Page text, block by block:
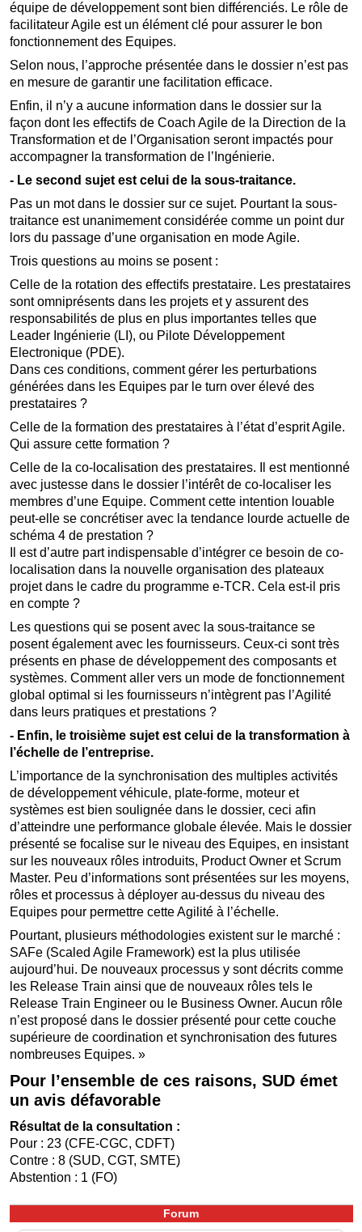
équipe de développement sont bien différenciés. Le rôle de
facilitateur Agile est un élément clé pour assurer le bon
fonctionnement des Equipes.
Selon nous, l’approche présentée dans le dossier n’est pas
en mesure de garantir une facilitation efficace.
Enfin, il n’y a aucune information dans le dossier sur la
façon dont les effectifs de Coach Agile de la Direction de la
Transformation et de l’Organisation seront impactés pour
accompagner la transformation de l’Ingénierie.
- Le second sujet est celui de la sous-traitance.
Pas un mot dans le dossier sur ce sujet. Pourtant la sous-
traitance est unanimement considérée comme un point dur
lors du passage d’une organisation en mode Agile.
Trois questions au moins se posent :
Celle de la rotation des effectifs prestataire. Les prestataires
sont omniprésents dans les projets et y assurent des
responsabilités de plus en plus importantes telles que
Leader Ingénierie (LI), ou Pilote Développement
Electronique (PDE).
Dans ces conditions, comment gérer les perturbations
générées dans les Equipes par le turn over élevé des
prestataires ?
Celle de la formation des prestataires à l’état d’esprit Agile.
Qui assure cette formation ?
Celle de la co-localisation des prestataires. Il est mentionné
avec justesse dans le dossier l’intérêt de co-localiser les
membres d’une Equipe. Comment cette intention louable
peut-elle se concrétiser avec la tendance lourde actuelle de
schéma 4 de prestation ?
Il est d’autre part indispensable d’intégrer ce besoin de co-
localisation dans la nouvelle organisation des plateaux
projet dans le cadre du programme e-TCR. Cela est-il pris
en compte ?
Les questions qui se posent avec la sous-traitance se
posent également avec les fournisseurs. Ceux-ci sont très
présents en phase de développement des composants et
systèmes. Comment aller vers un mode de fonctionnement
global optimal si les fournisseurs n’intègrent pas l’Agilité
dans leurs pratiques et prestations ?
- Enfin, le troisième sujet est celui de la transformation à
l’échelle de l’entreprise.
L’importance de la synchronisation des multiples activités
de développement véhicule, plate-forme, moteur et
systèmes est bien soulignée dans le dossier, ceci afin
d’atteindre une performance globale élevée. Mais le dossier
présenté se focalise sur le niveau des Equipes, en insistant
sur les nouveaux rôles introduits, Product Owner et Scrum
Master. Peu d’informations sont présentées sur les moyens,
rôles et processus à déployer au-dessus du niveau des
Equipes pour permettre cette Agilité à l’échelle.
Pourtant, plusieurs méthodologies existent sur le marché :
SAFe (Scaled Agile Framework) est la plus utilisée
aujourd’hui. De nouveaux processus y sont décrits comme
les Release Train ainsi que de nouveaux rôles tels le
Release Train Engineer ou le Business Owner. Aucun rôle
n’est proposé dans le dossier présenté pour cette couche
supérieure de coordination et synchronisation des futures
nombreuses Equipes. »
Pour l’ensemble de ces raisons, SUD émet
un avis défavorable
Résultat de la consultation :
Pour : 23 (CFE-CGC, CDFT)
Contre : 8 (SUD, CGT, SMTE)
Abstention : 1 (FO)
Forum